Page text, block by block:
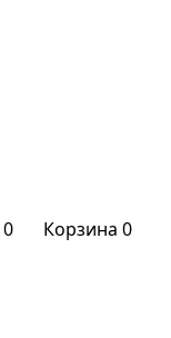
0 Корзина 0